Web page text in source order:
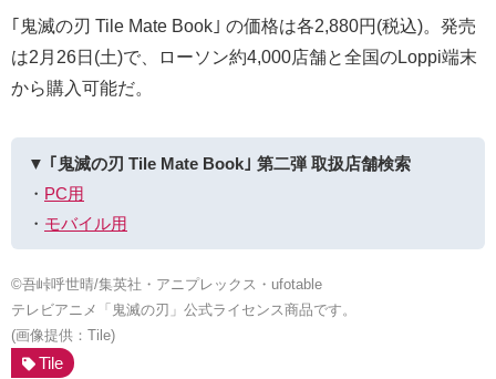
｢鬼滅の刃 Tile Mate Book｣ の価格は各2,880円(税込)。発売
は2月26日(土)で、ローソン約4,000店舗と全国のLoppi端末
から購入可能だ。
▼ ｢鬼滅の刃 Tile Mate Book｣ 第二弾 取扱店舗検索
・ PC用
・ モバイル用
©吾峠呼世晴/集英社・アニプレックス・ufotable
テレビアニメ「鬼滅の刃」公式ライセンス商品です。
(画像提供：Tile)
Tile